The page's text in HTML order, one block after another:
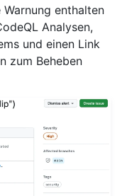
enthalten
Analysen,
und einen Link
zum Beheben